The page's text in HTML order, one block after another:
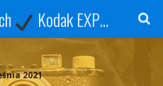
Kodak EXPRESS
2021